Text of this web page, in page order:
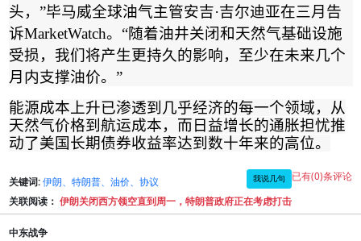
头， ”毕马威全球油气主管安吉·吉尔迪亚在三月告
诉MarketWatch。 “随着油井关闭和天然气基础设施
受损，我们将产生更持久的影响，至少在未来几个
月内支撑油价。 ”
能源成本上升已渗透到几乎经济的每一个领域，从
天然气价格到航运成本，而日益增长的通胀担忧推
动了美国长期债券收益率达到数十年来的高位。
关键词: 伊朗、特朗普、油价、协议 我说几句 已有(0)条评论
关联阅读： 伊朗关闭西方领空直到周一，特朗普政府正在考虑打击
中东战争